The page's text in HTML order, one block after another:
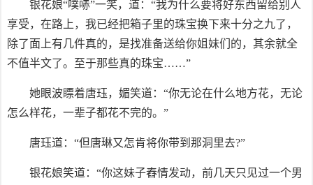
银花娘“噗哧”一笑，道：“我为什么要将好东西留给别人
享受，在路上，我已经把箱子里的珠宝换下来十分之九了，
除了面上有几件真的，是找准备送给你姐妹们的，其余就全
不值半文了。至于那些真的珠宝……”
她眼波瞟着唐珏，媚笑道：“你无论在什么地方花，无论
怎么样花，一辈子都花不完的。”
唐珏道：“但唐琳又怎肯将你带到那洞里去?”
银花娘笑道：“你这妹子舂情发动，前几天只见过一个男